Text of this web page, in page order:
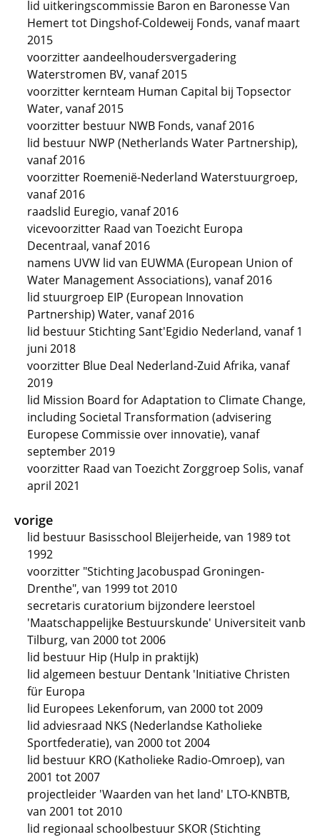
lid uitkeringscommissie Baron en Baronesse Van
Hemert tot Dingshof-Coldeweij Fonds, vanaf maart
2015
voorzitter aandeelhoudersvergadering
Waterstromen BV, vanaf 2015
voorzitter kernteam Human Capital bij Topsector
Water, vanaf 2015
voorzitter bestuur NWB Fonds, vanaf 2016
lid bestuur NWP (Netherlands Water Partnership),
vanaf 2016
voorzitter Roemenië-Nederland Waterstuurgroep,
vanaf 2016
raadslid Euregio, vanaf 2016
vicevoorzitter Raad van Toezicht Europa
Decentraal, vanaf 2016
namens UVW lid van EUWMA (European Union of
Water Management Associations), vanaf 2016
lid stuurgroep EIP (European Innovation
Partnership) Water, vanaf 2016
lid bestuur Stichting Sant'Egidio Nederland, vanaf 1
juni 2018
voorzitter Blue Deal Nederland-Zuid Afrika, vanaf
2019
lid Mission Board for Adaptation to Climate Change,
including Societal Transformation (advisering
Europese Commissie over innovatie), vanaf
september 2019
voorzitter Raad van Toezicht Zorggroep Solis, vanaf
april 2021
vorige
lid bestuur Basisschool Bleijerheide, van 1989 tot
1992
voorzitter "Stichting Jacobuspad Groningen-
Drenthe", van 1999 tot 2010
secretaris curatorium bijzondere leerstoel
'Maatschappelijke Bestuurskunde' Universiteit vanb
Tilburg, van 2000 tot 2006
lid bestuur Hip (Hulp in praktijk)
lid algemeen bestuur Dentank 'Initiative Christen
für Europa
lid Europees Lekenforum, van 2000 tot 2009
lid adviesraad NKS (Nederlandse Katholieke
Sportfederatie), van 2000 tot 2004
lid bestuur KRO (Katholieke Radio-Omroep), van
2001 tot 2007
projectleider 'Waarden van het land' LTO-KNBTB,
van 2001 tot 2010
lid regionaal schoolbestuur SKOR (Stichting